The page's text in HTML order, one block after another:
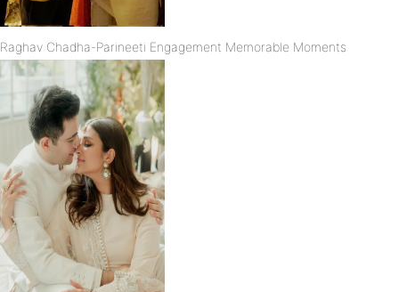
Raghav Chadha-Parineeti Engagement Memorable Moments